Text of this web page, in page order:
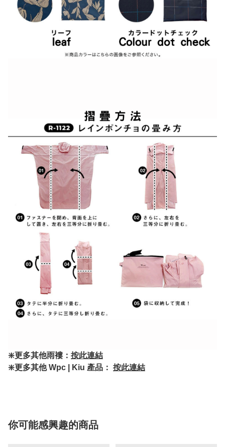
❇️更多其他雨褸： 按此連結
❇️更多其他 Wpc | Kiu 產品： 按此連結
你可能感興趣的商品